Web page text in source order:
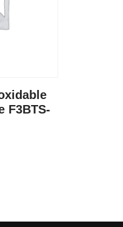
F3BTS-